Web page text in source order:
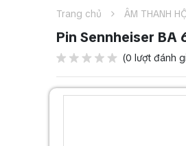
Trang chủ ÂM THANH
Pin Sennheiser BA
(0 lượt đánh